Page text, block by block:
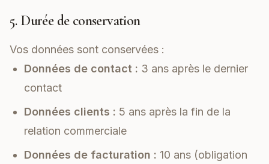
5. Durée de conservation
Vos données sont conservées :
Données de contact : 3 ans après le dernier
contact
Données clients : 5 ans après la fin de la
relation commerciale
Données de facturation : 10 ans (obligation